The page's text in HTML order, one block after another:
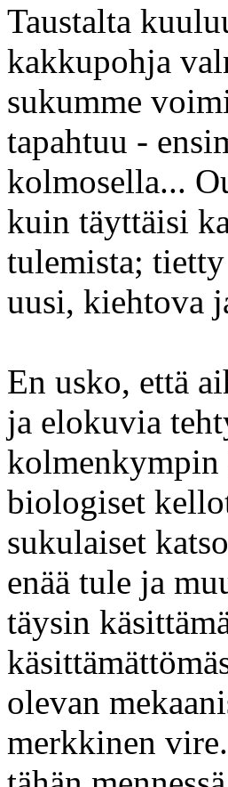
Taustalta
kakkupohja
sukumme
tapahtuu -
kolmosella...
kuin täyttäisi
tulemista; tietty
uusi, kiehtova
En usko, että
ja elokuvia
kolmenkympin
biologiset
sukulaiset
enää tule ja
täysin
olevan
merkkinen